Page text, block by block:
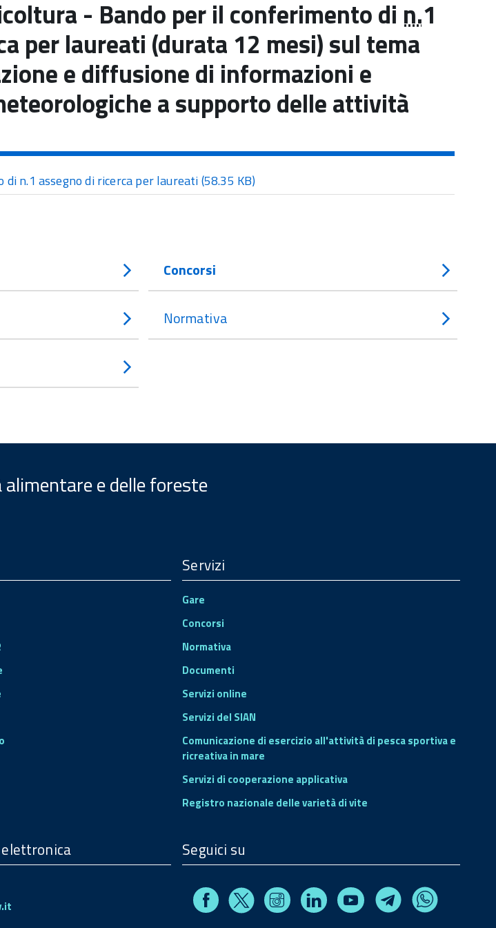
- Bando per il conferimento di n.1
per laureati (durata 12 mesi) sul tema
e diffusione di informazioni e
a supporto delle attività
n.1 assegno di ricerca per laureati(58.35 KB)
Concorsi
Normativa
e delle foreste
Servizi
Gare
Concorsi
Normativa
Documenti
Servizi online
Servizi del SIAN
Comunicazione di esercizio all'attività di pesca sportiva e
ricreativa in mare
Servizi di cooperazione applicativa
Registro nazionale delle varietà di vite
Seguici su
Facebook
X InstagramLinkedinYoutube TelegramWhatsapp